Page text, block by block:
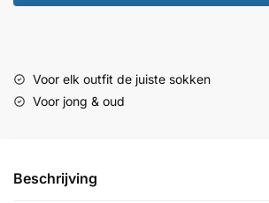
Voor elk outfit de juiste sokken
Voor jong & oud
Beschrijving